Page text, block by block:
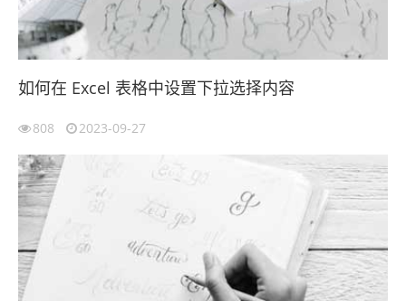
如何在 Excel 表格中设置下拉选择内容
808 2023-09-27